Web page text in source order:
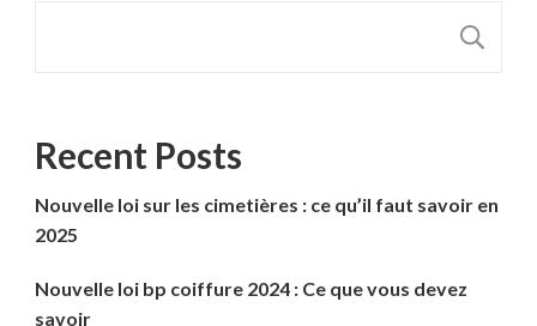
Recent Posts
Nouvelle loi sur les cimetières : ce qu’il faut savoir en
2025
Nouvelle loi bp coiffure 2024 : Ce que vous devez
savoir